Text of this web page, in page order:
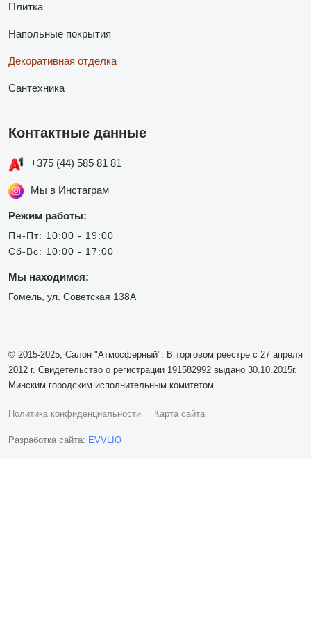
Плитка
Напольные покрытия
Декоративная отделка
Сантехника
Контактные данные
+375 (44) 585 81 81
Мы в Инстаграм
Режим работы:
Пн-Пт: 10:00 - 19:00
Сб-Вс: 10:00 - 17:00
Мы находимся:
Гомель, ул. Советская 138А
© 2015-2025, Салон "Атмосферный". В торговом реестре с 27 апреля
2012 г. Свидетельство о регистрации 191582992 выдано 30.10.2015г.
Минским городским исполнительным комитетом.
Политика конфиденциальности Карта сайта
Разработка сайта: EVVLIO